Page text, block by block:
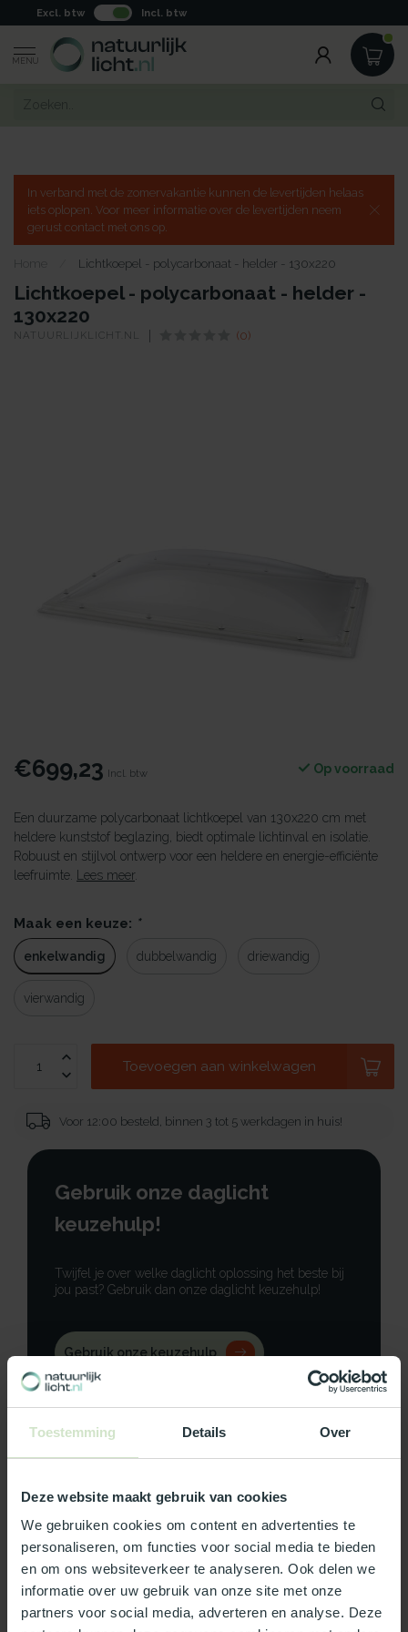
Toestemming Details Over
Deze website maakt gebruik van cookies
We gebruiken cookies om content en advertenties te
personaliseren, om functies voor social media te bieden
en om ons websiteverkeer te analyseren. Ook delen we
informatie over uw gebruik van onze site met onze
partners voor social media, adverteren en analyse. Deze
Excl. btw Incl. btw
MENU
In verband met de zomervakantie kunnen de levertijden helaas
iets oplopen. Voor meer informatie over de levertijden neem
gerust contact met ons op.
Home Lichtkoepel - polycarbonaat - helder - 130x220
Lichtkoepel - polycarbonaat - helder -
130x220
NATUURLIJKLICHT.NL (0)
€699,23 Incl. btw Op voorraad
Een duurzame polycarbonaat lichtkoepel van 130x220 cm met
heldere kunststof beglazing, biedt optimale lichtinval en isolatie.
Robuust en stijlvol ontwerp voor een heldere en energie-efficiënte
leefruimte.
Lees meer.
Maak een keuze: *
enkelwandig dubbelwandig driewandig
vierwandig
Toevoegen aan winkelwagen
Voor 12:00 besteld, binnen 3 tot 5 werkdagen in huis!
Gebruik onze daglicht
keuzehulp!
Twijfel je over welke daglicht oplossing het beste bij
jou past? Gebruik dan onze daglicht keuzehulp!
Gebruik onze keuzehulp
Specificaties
Reviews